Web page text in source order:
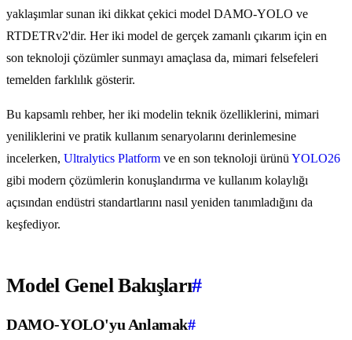
yaklaşımlar sunan iki dikkat çekici model DAMO-YOLO ve
RTDETRv2'dir. Her iki model de gerçek zamanlı çıkarım için en
son teknoloji çözümler sunmayı amaçlasa da, mimari felsefeleri
temelden farklılık gösterir.
Bu kapsamlı rehber, her iki modelin teknik özelliklerini, mimari
yeniliklerini ve pratik kullanım senaryolarını derinlemesine
incelerken, Ultralytics Platform ve en son teknoloji ürünü YOLO26
gibi modern çözümlerin konuşlandırma ve kullanım kolaylığı
açısından endüstri standartlarını nasıl yeniden tanımladığını da
keşfediyor.
Model Genel Bakışları#
DAMO-YOLO'yu Anlamak#